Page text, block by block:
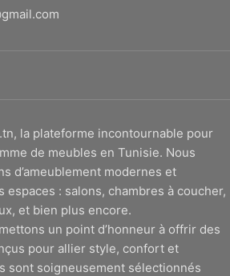
la plateforme incontournable pour
de meubles en Tunisie. Nous
d’ameublement modernes et
espaces : salons, chambres à coucher,
et bien plus encore.
un point d’honneur à offrir des
pour allier style, confort et
sont soigneusement sélectionnés